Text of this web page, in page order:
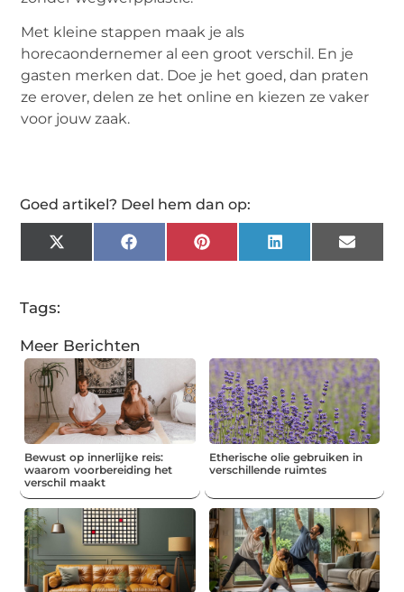
Met kleine stappen maak je als
horecaondernemer al een groot verschil. En je
gasten merken dat. Doe je het goed, dan praten
ze erover, delen ze het online en kiezen ze vaker
voor jouw zaak.
Goed artikel? Deel hem dan op:
X
(Twitter)
FacebookPinterestLinkedInEmail
Tags:
Meer Berichten
Bewust op innerlijke reis:
waarom voorbereiding het
verschil maakt
Etherische olie gebruiken in
verschillende ruimtes